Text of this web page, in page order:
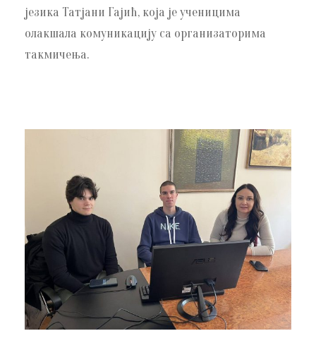
језика Татјани Гајић, која је ученицима
олакшала комуникацију са организаторима
такмичења.